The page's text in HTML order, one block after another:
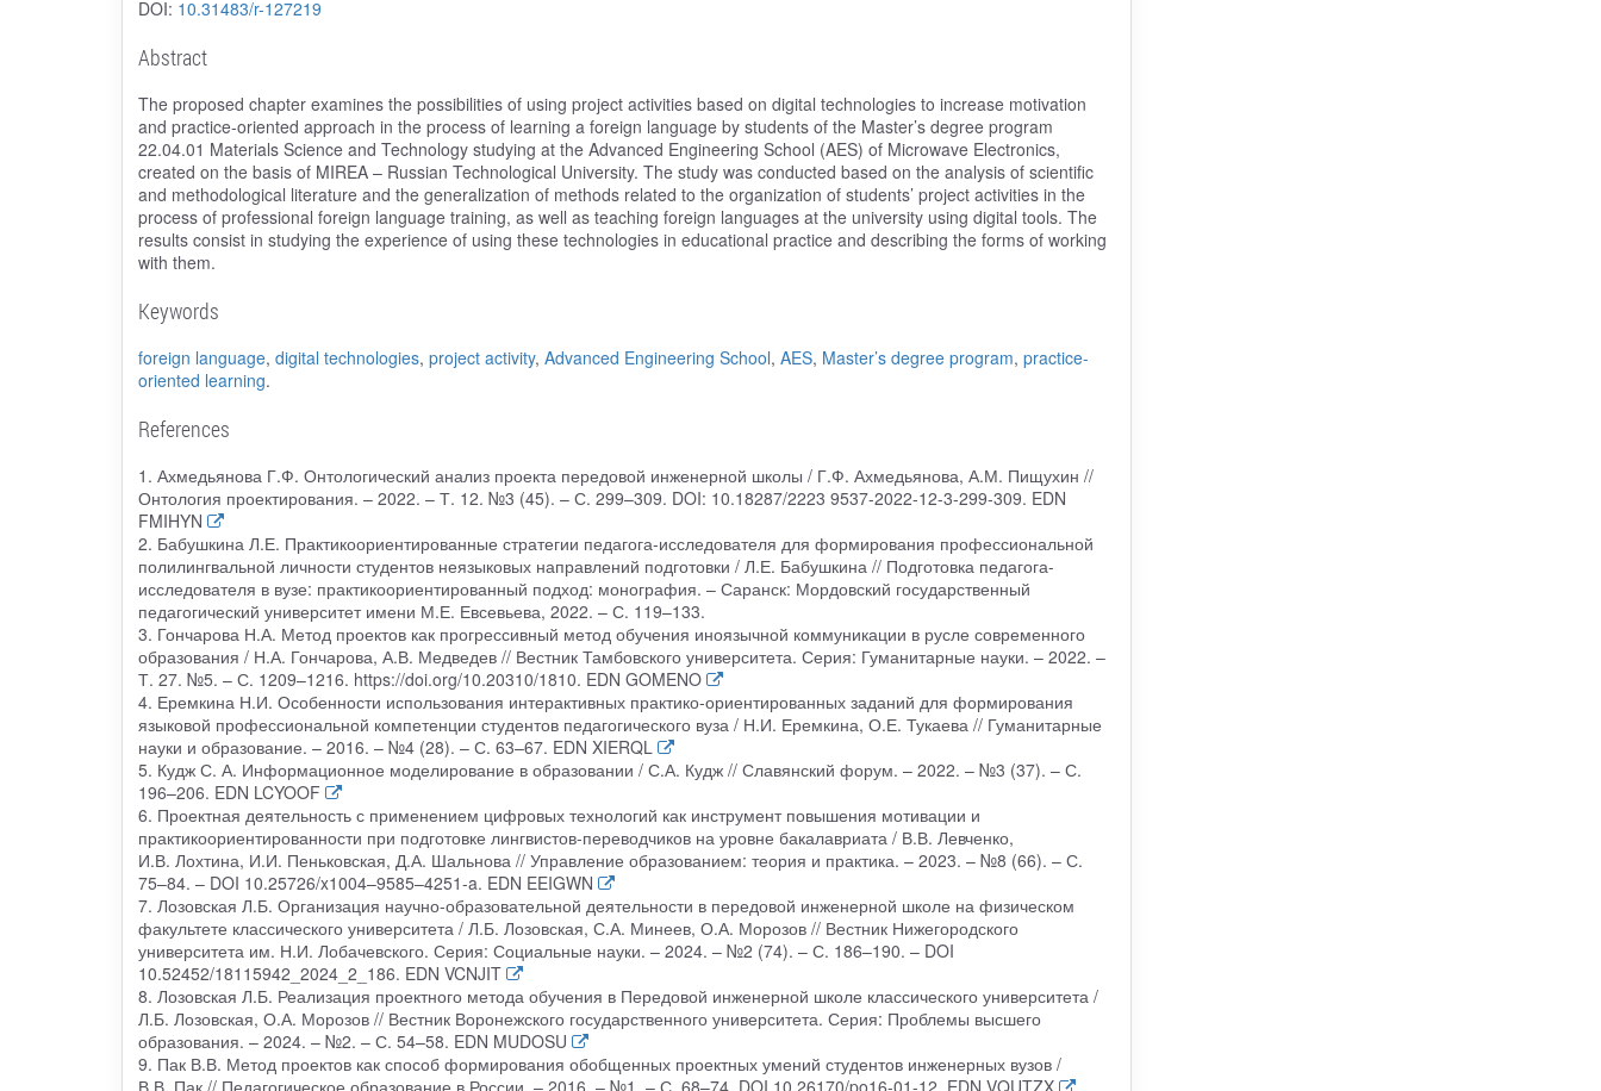
DOI: 10.31483/r-127219
Abstract
The proposed chapter examines the possibilities of using project activities based on digital technologies to increase motivation
and practice-oriented approach in the process of learning a foreign language by students of the Master’s degree program
22.04.01 Materials Science and Technology studying at the Advanced Engineering School (AES) of Microwave Electronics,
created on the basis of MIREA – Russian Technological University. The study was conducted based on the analysis of scientific
and methodological literature and the generalization of methods related to the organization of students’ project activities in the
process of professional foreign language training, as well as teaching foreign languages at the university using digital tools. The
results consist in studying the experience of using these technologies in educational practice and describing the forms of working
with them.
Keywords
foreign language, digital technologies, project activity, Advanced Engineering School, AES, Master’s degree program, practice-
oriented learning.
References
1. Ахмедьянова Г.Ф. Онтологический анализ проекта передовой инженерной школы / Г.Ф. Ахмедьянова, А.М. Пищухин //
Онтология проектирования. – 2022. – Т. 12. №3 (45). – С. 299–309. DOI: 10.18287/2223 9537-2022-12-3-299-309. EDN
FMIHYN
2. Бабушкина Л.Е. Практикоориентированные стратегии педагога-исследователя для формирования профессиональной
полилингвальной личности студентов неязыковых направлений подготовки / Л.Е. Бабушкина // Подготовка педагога-
исследователя в вузе: практикоориентированный подход: монография. – Саранск: Мордовский государственный
педагогический университет имени М.Е. Евсевьева, 2022. – С. 119–133.
3. Гончарова Н.А. Метод проектов как прогрессивный метод обучения иноязычной коммуникации в русле современного
образования / Н.А. Гончарова, А.В. Медведев // Вестник Тамбовского университета. Серия: Гуманитарные науки. – 2022. –
Т. 27. №5. – С. 1209–1216. https://doi.org/10.20310/1810. EDN GOMENO
4. Еремкина Н.И. Особенности использования интерактивных практико-ориентированных заданий для формирования
языковой профессиональной компетенции студентов педагогического вуза / Н.И. Еремкина, О.Е. Тукаева // Гуманитарные
науки и образование. – 2016. – №4 (28). – С. 63–67. EDN XIERQL
5. Кудж С. А. Информационное моделирование в образовании / С.А. Кудж // Славянский форум. – 2022. – №3 (37). – С.
196–206. EDN LCYOOF
6. Проектная деятельность с применением цифровых технологий как инструмент повышения мотивации и
практикоориентированности при подготовке лингвистов-переводчиков на уровне бакалавриата / В.В. Левченко,
И.В. Лохтина, И.И. Пеньковская, Д.А. Шальнова // Управление образованием: теория и практика. – 2023. – №8 (66). – С.
75–84. – DOI 10.25726/x1004–9585–4251-a. EDN EEIGWN
7. Лозовская Л.Б. Организация научно-образовательной деятельности в передовой инженерной школе на физическом
факультете классического университета / Л.Б. Лозовская, С.А. Минеев, О.А. Морозов // Вестник Нижегородского
университета им. Н.И. Лобачевского. Серия: Социальные науки. – 2024. – №2 (74). – С. 186–190. – DOI
10.52452/18115942_2024_2_186. EDN VCNJIT
8. Лозовская Л.Б. Реализация проектного метода обучения в Передовой инженерной школе классического университета /
Л.Б. Лозовская, О.А. Морозов // Вестник Воронежского государственного университета. Серия: Проблемы высшего
образования. – 2024. – №2. – С. 54–58. EDN MUDOSU
9. Пак В.В. Метод проектов как способ формирования обобщенных проектных умений студентов инженерных вузов /